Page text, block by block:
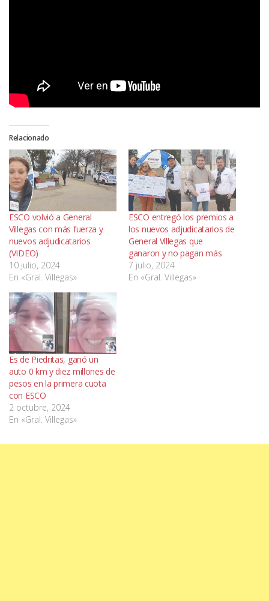
Relacionado
ESCO volvió a General
Villegas con más fuerza y
nuevos adjudicatarios
(VIDEO)
10 julio, 2024
En «Gral. Villegas»
ESCO entregó los premios a
los nuevos adjudicatarios de
General Villegas que
ganaron y no pagan más
7 julio, 2024
En «Gral. Villegas»
Es de Piedritas, ganó un
auto 0 km y diez millones de
pesos en la primera cuota
con ESCO
2 octubre, 2024
En «Gral. Villegas»